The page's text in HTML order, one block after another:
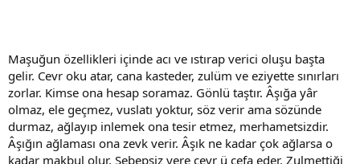
Maşuğun özellikleri içinde acı ve ıstırap verici oluşu başta
gelir. Cevr oku atar, cana kasteder, zulüm ve eziyette sınırları
zorlar. Kimse ona hesap soramaz. Gönlü taştır. Âşığa yâr
olmaz, ele geçmez, vuslatı yoktur, söz verir ama sözünde
durmaz, ağlayıp inlemek ona tesir etmez, merhametsizdir.
Âşığın ağlaması ona zevk verir. Âşık ne kadar çok ağlarsa o
kadar makbul olur. Sebepsiz yere cevr ü cefa eder. Zulmettiği